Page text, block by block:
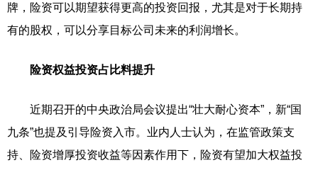
牌，险资可以期望获得更高的投资回报，尤其是对于长期持
有的股权，可以分享目标公司未来的利润增长。
险资权益投资占比料提升
近期召开的中央政治局会议提出“壮大耐心资本”，新“国
九条”也提及引导险资入市。业内人士认为，在监管政策支
持、险资增厚投资收益等因素作用下，险资有望加大权益投